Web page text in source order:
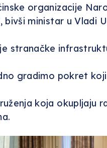
organizacije
bivši ministar u Vladi
stranačke
gradimo pokret
koja okupljaju